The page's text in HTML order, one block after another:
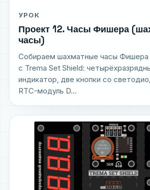
УРОК
Проект 12. Часы Фишера
часы)
Собираем шахматные часы Фишера
с Trema Set Shield:
индикатор, две кнопки со
RTC-модуль D...